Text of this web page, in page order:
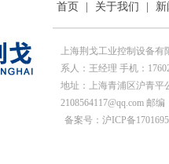
首页 关于我们
上海荆戈工业控制设备
系人：王经理 手机：
地址：上海青浦区沪青平
2108564117@qq.com 邮编
备案号：沪ICP备